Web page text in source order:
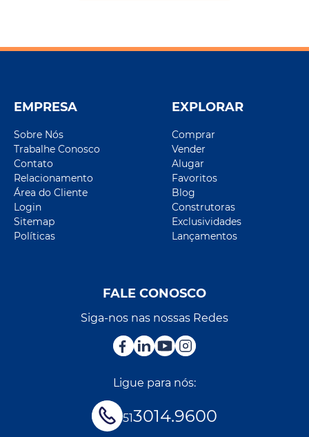
EMPRESA
Sobre Nós
Trabalhe Conosco
Contato
Relacionamento
Área do Cliente
Login
Sitemap
Políticas
EXPLORAR
Comprar
Vender
Alugar
Favoritos
Blog
Construtoras
Exclusividades
Lançamentos
FALE CONOSCO
Siga-nos nas nossas Redes
Ligue para nós:
513014.9600